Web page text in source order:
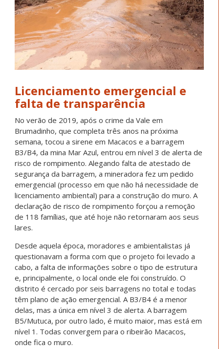
Licenciamento emergencial e
falta de transparência
No verão de 2019, após o crime da Vale em
Brumadinho, que completa três anos na próxima
semana, tocou a sirene em Macacos e a barragem
B3/B4, da mina Mar Azul, entrou em nível 3 de alerta de
risco de rompimento. Alegando falta de atestado de
segurança da barragem, a mineradora fez um pedido
emergencial (processo em que não há necessidade de
licenciamento ambiental) para a construção do muro. A
declaração de risco de rompimento forçou a remoção
de 118 famílias, que até hoje não retornaram aos seus
lares.
Desde aquela época, moradores e ambientalistas já
questionavam a forma com que o projeto foi levado a
cabo, a falta de informações sobre o tipo de estrutura
e, principalmente, o local onde ele foi construído. O
distrito é cercado por seis barragens no total e todas
têm plano de ação emergencial. A B3/B4 é a menor
delas, mas a única em nível 3 de alerta. A barragem
B5/Mutuca, por outro lado, é muito maior, mas está em
nível 1. Todas convergem para o ribeirão Macacos,
onde fica o muro.